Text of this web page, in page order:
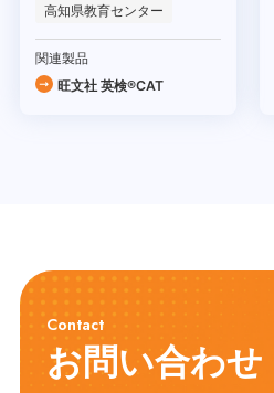
高知県教育センター
関連製品
旺文社 英検®CAT
Contact
お問い合わせ